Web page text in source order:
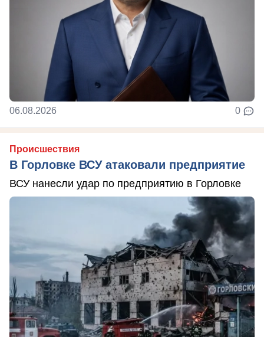
06.08.2026 0
Происшествия
В Горловке ВСУ атаковали предприятие
ВСУ нанесли удар по предприятию в Горловке